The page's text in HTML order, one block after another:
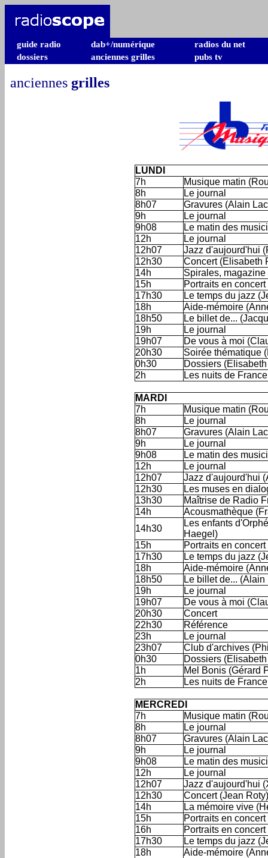
guide radio dab+/numérique
radios du net
dossiers
anciennes grilles pubs tv
anciennes grilles
LUNDI
7h
Musique matin
8h
Le journal
8h07
Gravures (Alain
9h
Le journal
9h08
Le matin des
12h
Le journal
12h07
Jazz d'aujourd'hui
12h30
Concert (Elisabeth
14h
Spirales,
15h
Portraits en
17h30
Le temps du jazz
18h
Aide-mémoire
18h50
Le billet de...
19h
Le journal
19h07
De vous à moi
20h30
Soirée thématique
0h30
Dossiers
2h
Les nuits de
MARDI
7h
Musique matin
8h
Le journal
8h07
Gravures (Alain
9h
Le journal
9h08
Le matin des
12h
Le journal
12h07
Jazz d'aujourd'hui
12h30
Les muses en
13h30
Maîtrise de Radio
14h
Acousmathèque
14h30
Les enfants
Haegel)
15h
Portraits en
17h30
Le temps du jazz
18h
Aide-mémoire
18h50
Le billet de... (Alain
19h
Le journal
19h07
De vous à moi
20h30
Concert
22h30
Référence
23h
Le journal
23h07
Club d'archives
0h30
Dossiers
1h
Mel Bonis (Gérard
2h
Les nuits de
MERCREDI
7h
Musique matin
8h
Le journal
8h07
Gravures (Alain
9h
Le journal
9h08
Le matin des
12h
Le journal
12h07
Jazz d'aujourd'hui
12h30
Concert (Jean Roty)
14h
La mémoire vive
15h
Portraits en
16h
Portraits en
17h30
Le temps du jazz
18h
Aide-mémoire